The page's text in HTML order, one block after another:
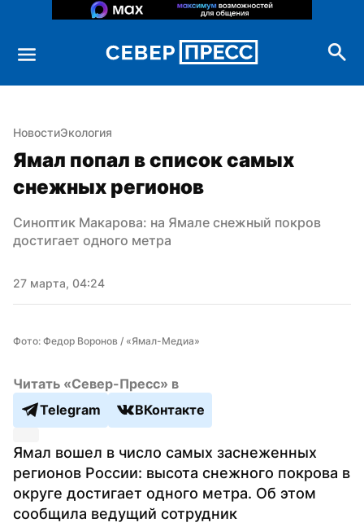
НовостиЭкология
Ямал попал в список самых
снежных регионов
Синоптик Макарова: на Ямале снежный покров
достигает одного метра
27 марта, 04:24
Фото: Федор Воронов / «Ямал-Медиа»
Читать «Север-Пресс» в
Telegram
ВКонтакте
Ямал вошел в число самых заснеженных
регионов России: высота снежного покрова в
округе достигает одного метра. Об этом
сообщила ведущий сотрудник